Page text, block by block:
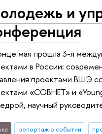
и
мая прошла 3-я
в России:
проектами ВШЭ
«СОВНЕТ» и
научный
репортаж о событии